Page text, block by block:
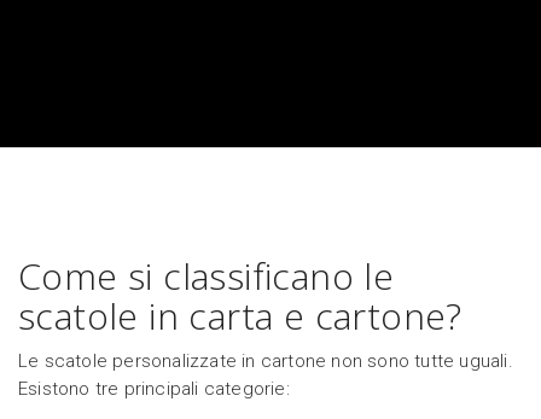
Come si classificano le
scatole in carta e cartone?
Le scatole personalizzate in cartone non sono tutte uguali.
Esistono tre principali categorie: